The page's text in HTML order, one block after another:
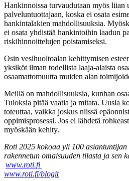
Hankinnoissa turvaudutaan myös liian
palveluntuottajaan, koska ei osata
hankintalakien mahdollisuuksia.
ei osata yhdistää hankintoihin laadun
riskihinnoittelujen poistamiseksi.
Osin vesihuoltoalan kehittymisen
yksiköt ilman todellista laaja-alaista
osaamattomuutta muiden alan
Meillä on mahdollisuuksia, kunhan
Tuloksia pitää vaatia ja mitata. Uusia
toteuttaa, vaikka joskus niissä
oppimisprosessi. Jos ei lähdetä
myöskään kehity.
Roti 2025 kokoaa yli 100 asiantuntijan
rakennetun omaisuuden tilasta ja sen
www.roti.fi
www.roti.fi/blogit